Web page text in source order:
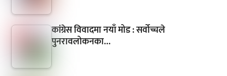
कांग्रेस विवादमा नयाँ मोड : सर्वोच्चले
पुनरावलोकनका…